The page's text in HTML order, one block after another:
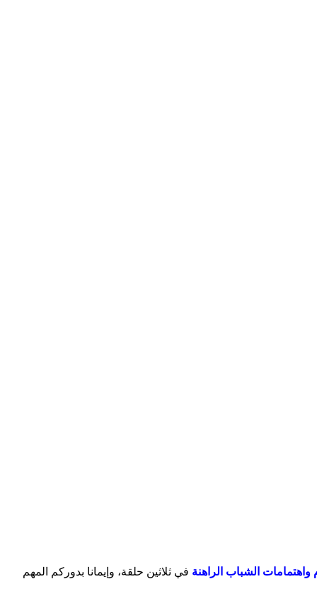
واهتمامات الشباب الراهنة في ثلاثين حلقة، وإيمانا بدوركم المهم